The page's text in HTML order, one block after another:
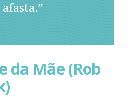
da Mãe (Rob